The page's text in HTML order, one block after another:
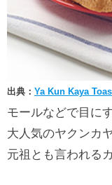
出典： Ya Kun Kaya
モールなどで目に
大人気のヤクンカ
元祖とも言われる